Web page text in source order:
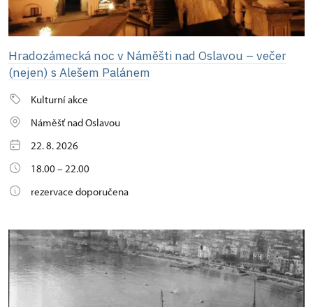
Hradozámecká noc v Náměšti nad Oslavou – večer
(nejen) s Alešem Palánem
Kulturní akce
Náměšť nad Oslavou
22. 8. 2026
18.00 – 22.00
rezervace doporučena